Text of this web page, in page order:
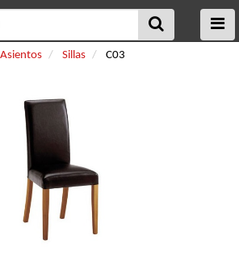
Asientos Sillas C03